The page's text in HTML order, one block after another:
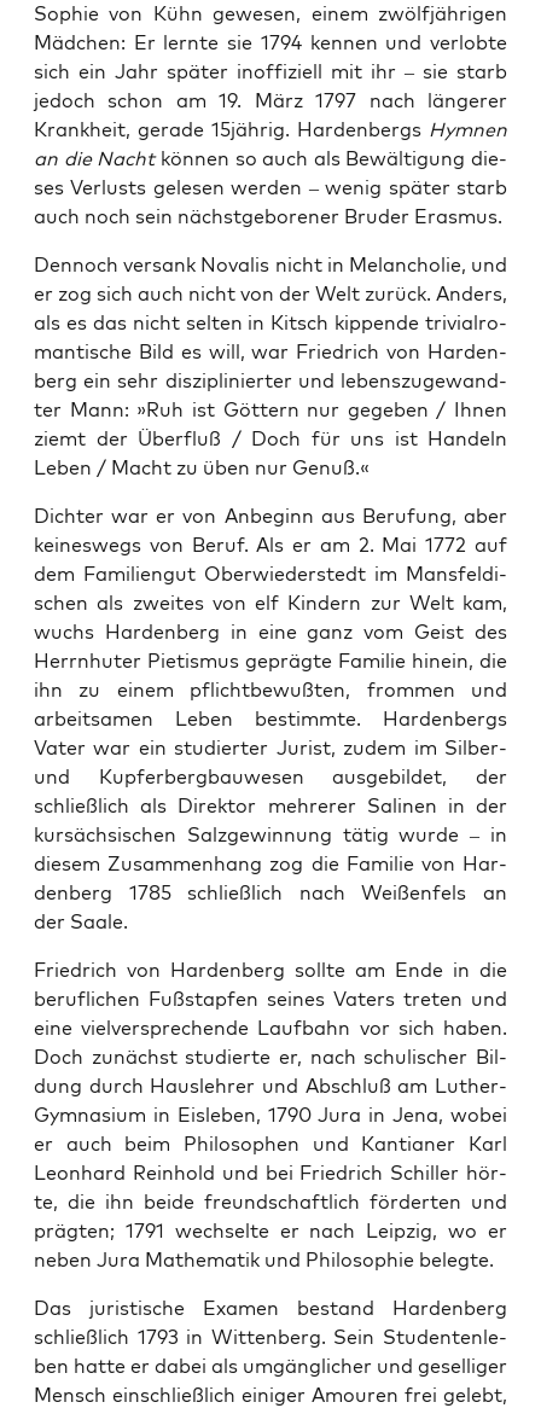
Sophie von Kühn gewe­sen, einem zwölf­jäh­ri­gen
Mäd­chen: Er lern­te sie 1794 ken­nen und ver­lob­te
sich ein Jahr spä­ter inof­fi­zi­ell mit ihr – sie starb
jedoch schon am 19. März 1797 nach län­ge­rer
Krank­heit, gera­de 15jährig. Har­den­bergs Hym­nen
an die Nachtkön­nen so auch als Bewäl­ti­gung die­
ses Ver­lusts gele­sen wer­den – wenig spä­ter starb
auch noch sein nächst­ge­bo­re­ner Bru­der Erasmus.
Den­noch ver­sank ­Nova­lis nicht in Melan­cho­lie, und
er zog sich auch nicht von der Welt zurück. Anders,
als es das nicht sel­ten in Kitsch kip­pen­de tri­vi­al­ro­
man­ti­sche Bild es will, war Fried­rich von Har­den­
berg ein sehr dis­zi­pli­nier­ter und lebens­zu­ge­wand­
ter Mann: »Ruh ist Göt­tern nur gege­ben / ­Ihnen
ziemt der Über­fluß / Doch für uns ist Han­deln
Leben / Macht zu üben nur Genuß.«
Dich­ter war er von Anbe­ginn aus Beru­fung, aber
kei­nes­wegs von Beruf. Als er am 2. Mai 1772 auf
dem Fami­li­en­gut Ober­wie­der­stedt im Mans­fel­di­
schen als zwei­tes von elf Kin­dern zur Welt kam,
wuchs Har­den­berg in eine ganz vom Geist des
Herrn­hu­ter Pie­tis­mus gepräg­te Fami­lie hin­ein, die
ihn zu einem pflicht­be­wuß­ten, from­men und
arbeit­sa­men Leben bestimm­te. Har­den­bergs
Vater war ein stu­dier­ter Jurist, zudem im Sil­ber-
und Kup­fer­berg­bau­we­sen aus­ge­bil­det, der
schließ­lich als Direk­tor meh­re­rer Sali­nen in der
kur­säch­si­schen Salz­ge­win­nung tätig wur­de – in
die­sem Zusam­men­hang zog die Fami­lie von Har­
den­berg 1785 schließ­lich nach Wei­ßen­fels an
der Saale.
Fried­rich von Har­den­berg soll­te am Ende in die
beruf­li­chen Fuß­stap­fen sei­nes Vaters tre­ten und
eine viel­ver­spre­chen­de Lauf­bahn vor sich haben.
Doch zunächst stu­dier­te er, nach schu­li­scher Bil­
dung durch Haus­leh­rer und Abschluß am Luther-
Gym­na­si­um in Eis­le­ben, 1790 Jura in Jena, wobei
er auch beim Phi­lo­so­phen und Kan­ti­a­ner Karl
Leon­hard Rein­hold und bei Fried­rich Schil­ler hör­
te, die ihn bei­de freund­schaft­lich för­der­ten und
präg­ten; 1791 wech­sel­te er nach Leip­zig, wo er
neben Jura Mathe­ma­tik und Phi­lo­so­phie belegte.
Das juris­ti­sche Examen bestand Har­den­berg
schließ­lich 1793 in Wit­ten­berg. Sein Stu­den­ten­le­
ben hat­te er dabei als umgäng­li­cher und gesel­li­ger
Mensch ein­schließ­lich eini­ger Amou­ren frei gelebt,